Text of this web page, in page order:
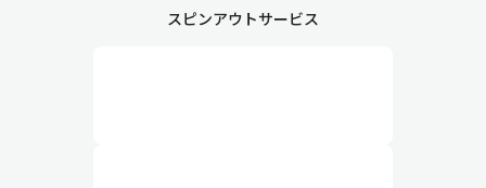
スピンアウトサービス